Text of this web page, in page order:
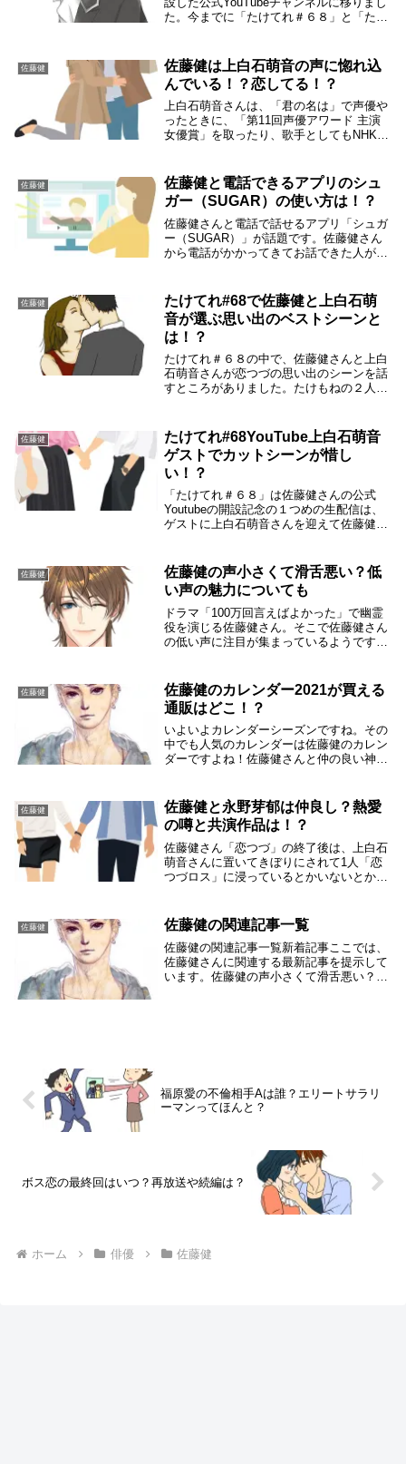
た。今までに「たけてれ＃６８」と「たけ
年経っているので、そろそろありますよね
と思っ...
佐藤健
佐藤健は上白石萌音の声に惚れ込
んでいる！？恋してる！？
上白石萌音さんは、「君の名は」で声優や
ったときに、「第11回声優アワード 主演
女優賞」を取ったり、歌手としてもNHKの
す。上白石萌音さん自身も「この声に生ま
れて良か...
佐藤健
佐藤健と電話できるアプリのシュ
ガー（SUGAR）の使い方は！？
佐藤健さんと電話で話せるアプリ「シュガ
ー（SUGAR）」が話題です。佐藤健さん
から電話がかかってきてお話できた人がた
について調べてみました。電話アプリ「シ
ュガー」の...
佐藤健
たけてれ#68で佐藤健と上白石萌
音が選ぶ思い出のベストシーンと
は！？
たけてれ＃６８の中で、佐藤健さんと上白
石萌音さんが恋つづの思い出のシーンを話
すところがありました。たけもねの２人
査隊」のコーナーで街中アンケートで「あ
なたが選ぶドラ...
佐藤健
たけてれ#68YouTube上白石萌音
ゲストでカットシーンが惜し
い！？
「たけてれ＃６８」は佐藤健さんの公式
Youtubeの開設記念の１つめの生配信は、
ゲストに上白石萌音さんを迎えて佐藤健さ
で、ゲストが上白石萌音さんということで
大盛りあ...
佐藤健
佐藤健の声小さくて滑舌悪い？低
い声の魅力についても
ドラマ「100万回言えばよかった」で幽霊
役を演じる佐藤健さん。そこで佐藤健さん
の低い声に注目が集まっているようです。
佐藤健さんの低い声が彼の魅力であるとい
う声があり...
佐藤健
佐藤健のカレンダー2021が買える
通販はどこ！？
いよいよカレンダーシーズンですね。その
中でも人気のカレンダーは佐藤健のカレン
ダーですよね！佐藤健さんと仲の良い神木
カレンダーが買える通販について調べまし
た。カレンダ...
佐藤健
佐藤健と永野芽郁は仲良し？熱愛
の噂と共演作品は！？
佐藤健さん「恋つづ」の終了後は、上白石
萌音さんに置いてきぼりにされて1人「恋
つづロス」に浸っているとかいないとか？
は永野芽郁さんと仲良しという声が聞こえ
てきた...
佐藤健 佐藤健の関連記事一覧
佐藤健の関連記事一覧新着記事ここでは、
佐藤健さんに関連する最新記事を提示して
います。佐藤健の声小さくて滑舌悪い？低
福原愛の不倫相手Aは誰？エリートサラリ
ーマンってほんと？
ボス恋の最終回はいつ？再放送や続編は？
ホーム 俳優 佐藤健